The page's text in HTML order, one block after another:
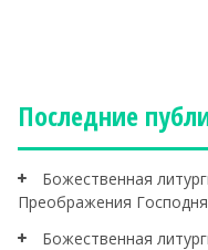
Последние
Божественная
Преображения Господня
Божественная